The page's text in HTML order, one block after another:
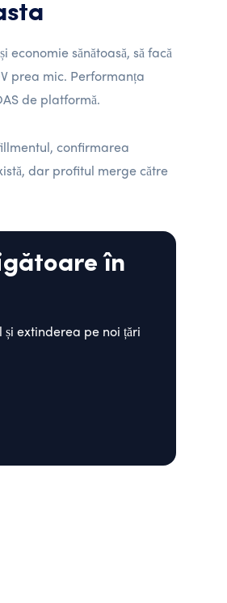
sănătoasă, să facă
prea mic. Performanța
de platformă.
confirmarea
dar profitul merge către
în
extinderea pe noi țări